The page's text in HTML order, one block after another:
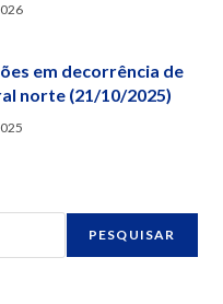
em decorrência de
norte (21/10/2025)
PESQUISAR